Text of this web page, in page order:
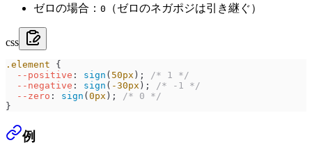
ゼロの場合： 0 （ゼロのネガポジは引き継ぐ）
css
.element {
  --positive
: sign ( 50px );
/* 1 */
  --negative
: sign ( -30px );
/* -1 */
  --zero
: sign ( 0px );
/* 0 */
}
例